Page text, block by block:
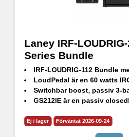
Laney IRF-
Series Bundle
IRF-LOUDRIG-112 Bundle med IRF-LoudPedal och
LoudPedal är en 60 watts IRONHEART
Switchbar boost, passiv 3-bands EQ, inbyggd FX-loop och
GS212IE är en passiv closedback
Ej i lager Förväntat 2026-09-24